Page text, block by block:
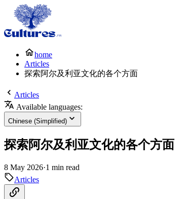
home
Articles
探索阿尔及利亚文化的各个方面
Articles
Available languages:
Chinese (Simplified)
探索阿尔及利亚文化的各个方面
8 May 2026·1 min read
Articles